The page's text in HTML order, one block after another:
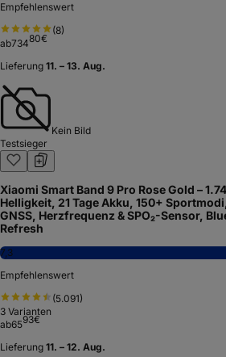
Empfehlenswert
(8)
ab73480€
Lieferung 11. – 13. Aug.
Kein Bild
Testsieger
Xiaomi Smart Band 9 Pro Rose Gold –
Helligkeit, 21 Tage Akku, 150+
GNSS, Herzfrequenz & SPO₂-Sensor,
Refresh
7,3
Empfehlenswert
(5.091)
3 Varianten
ab6593€
Lieferung 11. – 12. Aug.